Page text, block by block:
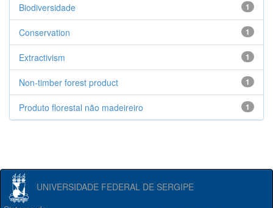
1
Biodiversidade
1
Conservation
1
Extractivism
1
Non-timber forest product
1
Produto florestal não madeireiro
UNIVERSIDADE FEDERAL DE SERGIPE